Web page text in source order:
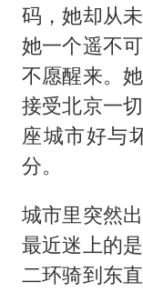
码，她却从
她一个遥不
不愿醒来。
接受北京一
座城市好与
分。
城市里突然
最近迷上的
二环骑到东